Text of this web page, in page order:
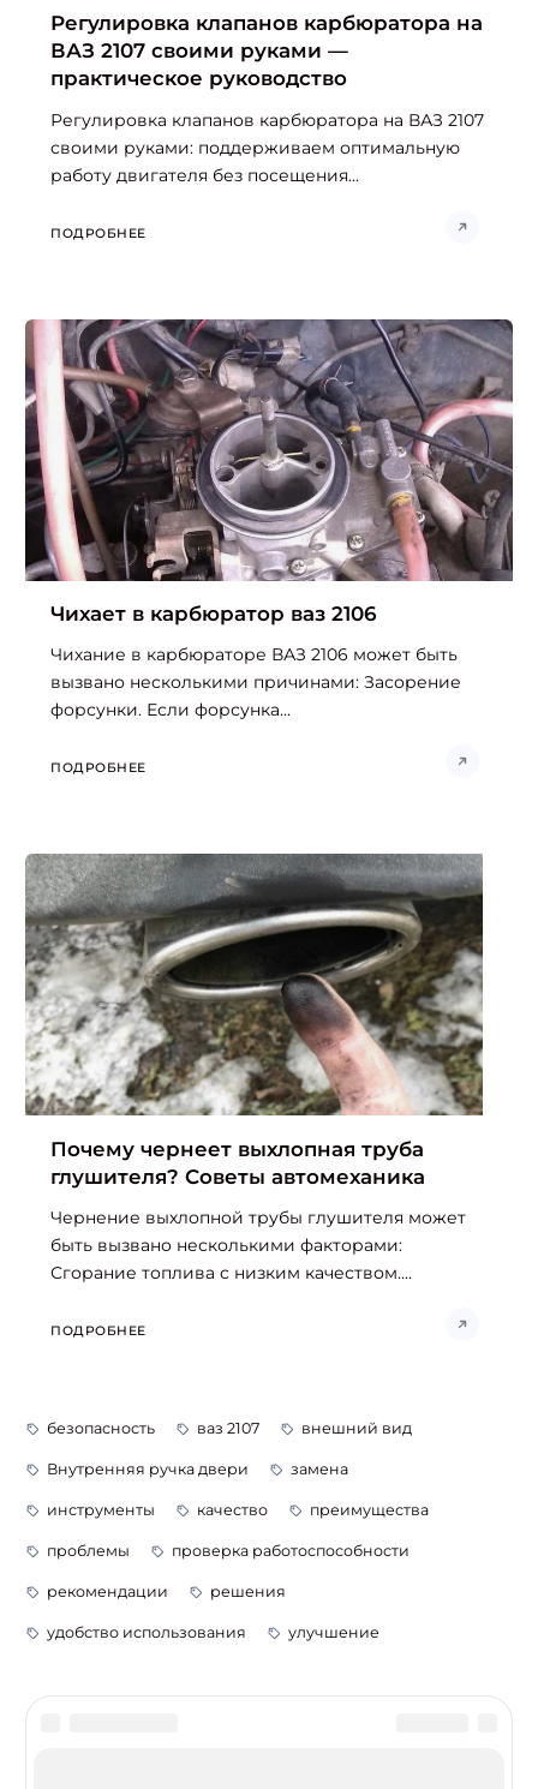
Регулировка клапанов карбюратора на
ВАЗ 2107 своими руками —
практическое руководство
Регулировка клапанов карбюратора на ВАЗ 2107
своими руками: поддерживаем оптимальную
работу двигателя без посещения...
ПОДРОБНЕЕ
Чихает в карбюратор ваз 2106
Чихание в карбюраторе ВАЗ 2106 может быть
вызвано несколькими причинами: Засорение
форсунки. Если форсунка...
ПОДРОБНЕЕ
Почему чернеет выхлопная труба
глушителя? Советы автомеханика
Чернение выхлопной трубы глушителя может
быть вызвано несколькими факторами:
Сгорание топлива с низким качеством....
ПОДРОБНЕЕ
безопасность ваз 2107 внешний вид
Внутренняя ручка двери замена
инструменты качество преимущества
проблемы проверка работоспособности
рекомендации решения
удобство использования улучшение